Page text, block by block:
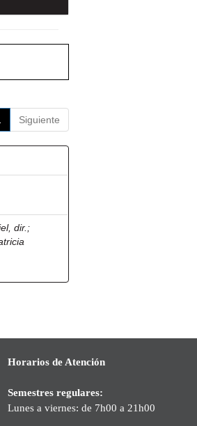
Siguiente
dir. ;
Horarios de Atención
Semestres regulares:
Lunes a viernes: de 7h00 a 21h00